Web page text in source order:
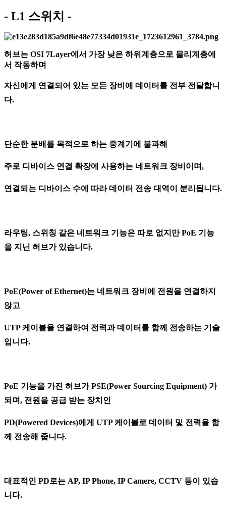
- L1 스위치 -
허브는 OSI 7Layer에서 가장 낮은 하위계층으로 물리계층에
서 작동하며
자신에게 연결되어 있는 모든 장비에 데이터를 전부 전달합니
다.
단순한 분배를 목적으로 하는 중계기에 불과해
주로 디바이스 연결 확장에 사용하는 네트워크 장비이며,
연결되는 디바이스 수에 따라 데이터 전송 대역이 분리됩니다.
라우팅, 스위칭 같은 네트워크 기능은 따로 없지만PoE 기능
을 지닌 허브가 있습니다.
PoE(Power of Ethernet)는 네트워크 장비에 전원을 연결하지
않고
UTP 케이블을 연결하여 전력과 데이터를 함께 전송하는 기술
입니다.
PoE 기능을 가진 허브가 PSE(Power Sourcing Equipment) 가
되며, 전원을 공급 받는 장치인
PD(Powered Devices)에게 UTP 케이블로 데이터 및 전력을 함
께 전송해 줍니다.
대표적인 PD로는 AP, IP Phone, IP Camere, CCTV 등이 있습
니다.